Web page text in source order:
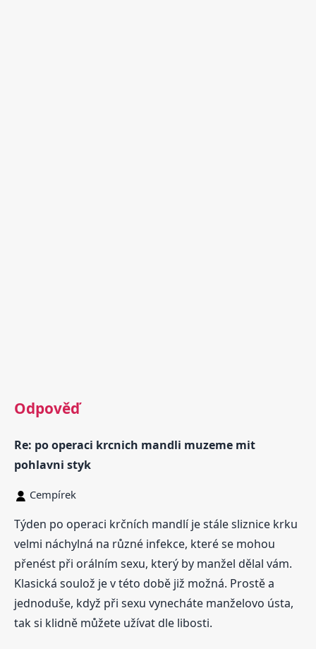
Odpověď
Re: po operaci krcnich mandli muzeme mit
pohlavni styk
Cempírek
Týden po operaci krčních mandlí je stále sliznice krku
velmi náchylná na různé infekce, které se mohou
přenést při orálním sexu, který by manžel dělal vám.
Klasická soulož je v této době již možná. Prostě a
jednoduše, když při sexu vynecháte manželovo ústa,
tak si klidně můžete užívat dle libosti.